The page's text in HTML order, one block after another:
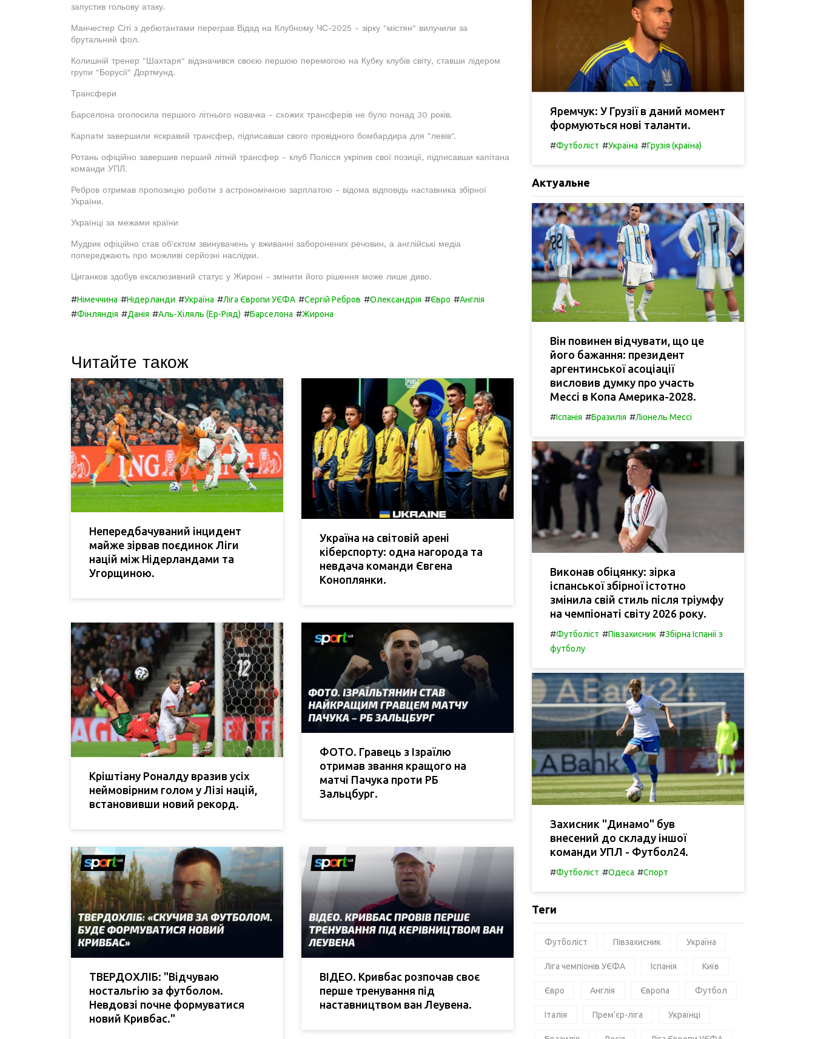
запустив гольову атаку.
Манчестер Сіті з дебютантами переграв Відад на Клубному ЧС-2025 - зірку "містян" вилучили за
брутальний фол.
Колишній тренер "Шахтаря" відзначився своєю першою перемогою на Кубку клубів світу, ставши лідером
групи "Борусії" Дортмунд.
Трансфери
Барселона оголосила першого літнього новачка - схожих трансферів не було понад 30 років.
Карпати завершили яскравий трансфер, підписавши свого провідного бомбардира для "левів".
Ротань офіційно завершив перший літній трансфер - клуб Полісся укріпив свої позиції, підписавши капітана
команди УПЛ.
Ребров отримав пропозицію роботи з астрономічною зарплатою - відома відповідь наставника збірної
України.
Українці за межами країни
Мудрик офіційно став об'єктом звинувачень у вживанні заборонених речовин, а англійські медіа
попереджають про можливі серйозні наслідки.
Циганков здобув ексклюзивний статус у Жироні - змінити його рішення може лише диво.
#Німеччина #Нідерланди #Україна #Ліга Європи УЄФА #Сергій Ребров #Олександрія #Євро #Англія
#Фінляндія #Данія #Аль-Хіляль (Ер-Ріяд) #Барселона #Жирона
Читайте також
Непередбачуваний інцидент
майже зірвав поєдинок Ліги
націй між Нідерландами та
Угорщиною.
Україна на світовій арені
кіберспорту: одна нагорода та
невдача команди Євгена
Коноплянки.
Кріштіану Роналду вразив усіх
неймовірним голом у Лізі націй,
встановивши новий рекорд.
ФОТО. Гравець з Ізраїлю
отримав звання кращого на
матчі Пачука проти РБ
Зальцбург.
ТВЕРДОХЛІБ: "Відчуваю
ностальгію за футболом.
Невдовзі почне формуватися
новий Кривбас."
ВІДЕО. Кривбас розпочав своє
перше тренування під
наставництвом ван Леувена.
Яремчук: У Грузії в даний момент
формуються нові таланти.
#Футболіст #Україна #Грузія (країна)
Актуальне
Він повинен відчувати, що це
його бажання: президент
аргентинської асоціації
висловив думку про участь
Мессі в Копа Америка-2028.
#Іспанія #Бразилія #Ліонель Мессі
Виконав обіцянку: зірка
іспанської збірної істотно
змінила свій стиль після тріумфу
на чемпіонаті світу 2026 року.
#Футболіст #Півзахисник #Збірна Іспанії з
футболу
Захисник "Динамо" був
внесений до складу іншої
команди УПЛ - Футбол24.
#Футболіст #Одеса #Спорт
Теги
Футболіст Півзахисник Україна
Ліга чемпіонів УЄФА Іспанія Київ
Євро Англія Європа Футбол
Італія Прем'єр-ліга Українці